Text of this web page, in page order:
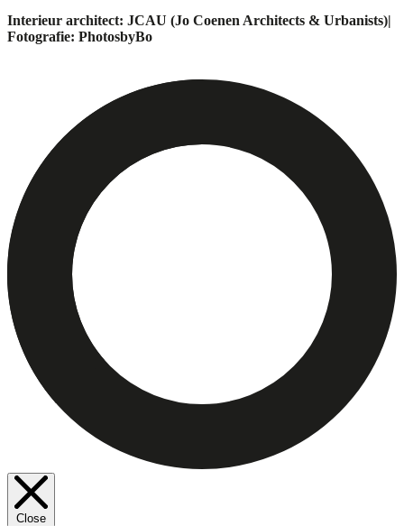
Interieur architect: JCAU (Jo Coenen Architects & Urbanists)|
Fotografie: PhotosbyBo
Close